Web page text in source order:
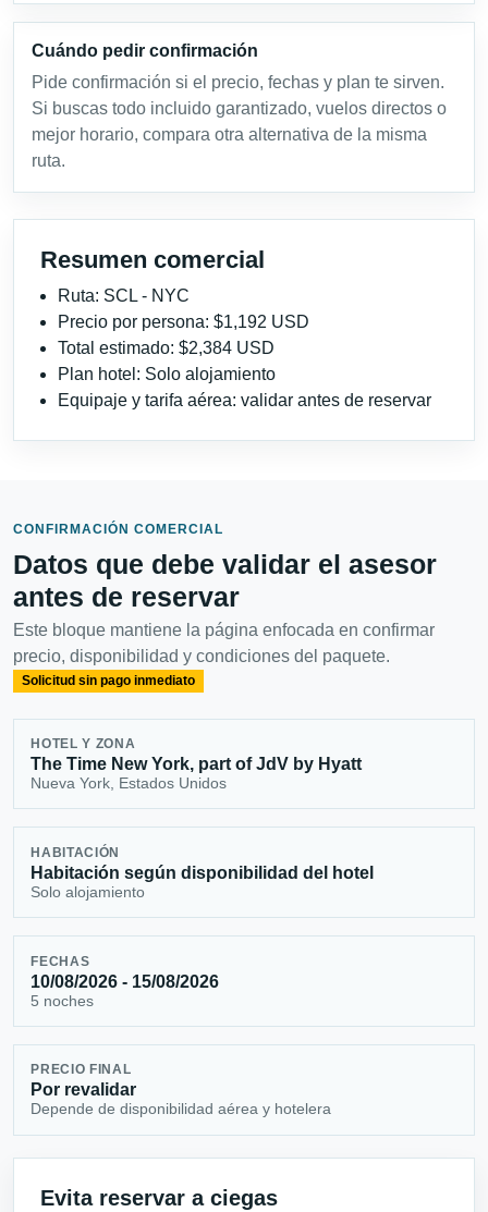
Cuándo pedir confirmación
Pide confirmación si el precio, fechas y plan te sirven.
Si buscas todo incluido garantizado, vuelos directos o
mejor horario, compara otra alternativa de la misma
ruta.
Resumen comercial
Ruta: SCL - NYC
Precio por persona: $1,192 USD
Total estimado: $2,384 USD
Plan hotel: Solo alojamiento
Equipaje y tarifa aérea: validar antes de reservar
CONFIRMACIÓN COMERCIAL
Datos que debe validar el asesor
antes de reservar
Este bloque mantiene la página enfocada en confirmar
precio, disponibilidad y condiciones del paquete.
Solicitud sin pago inmediato
HOTEL Y ZONA
The Time New York, part of JdV by Hyatt
Nueva York, Estados Unidos
HABITACIÓN
Habitación según disponibilidad del hotel
Solo alojamiento
FECHAS
10/08/2026 - 15/08/2026
5 noches
PRECIO FINAL
Por revalidar
Depende de disponibilidad aérea y hotelera
Evita reservar a ciegas